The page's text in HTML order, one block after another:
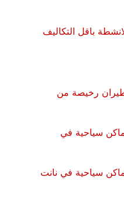
باقل التكاليف
رخيصة من
سياحية في
سياحية في نانت